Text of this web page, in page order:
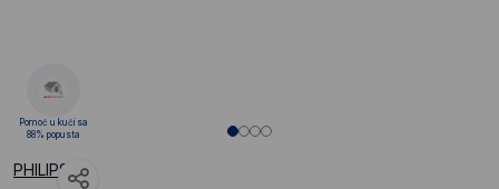
PHILIPS
Pomoć u kući sa
88% popusta